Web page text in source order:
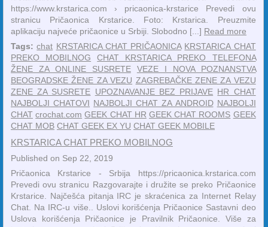
https://www.krstarica.com › pricaonica-krstarice Prevedi ovu
stranicu Pričaonica Krstarice. Foto: Krstarica. Preuzmite
aplikaciju najveće pričaonice u Srbiji. Slobodno [...] Read more
Tags: chat KRSTARICA CHAT PRIČAONICA KRSTARICA CHAT
PREKO MOBILNOG
CHAT KRSTARICA PREKO TELEFONA
ŽENE ZA ONLINE SUSRETE
VEZE I NOVA POZNANSTVA
BEOGRADSKE ŽENE ZA VEZU ZAGREBAČKE ZENE ZA VEZU
ZENE ZA SUSRETE UPOZNAVANJE BEZ PRIJAVE HR CHAT
NAJBOLJI CHATOVI NAJBOLJI CHAT ZA ANDROID NAJBOLJI
CHAT crochat.com GEEK CHAT HR GEEK CHAT ROOMS GEEK
CHAT MOB CHAT GEEK EX YU CHAT GEEK MOBILE
KRSTARICA CHAT PREKO MOBILNOG
Published on Sep 22, 2019
Pričaonica Krstarice - Srbija https://pricaonica.krstarica.com
Prevedi ovu stranicu Razgovarajte i družite se preko Pričaonice
Krstarice. Najčešća pitanja IRC je skraćenica za Internet Relay
Chat. Na IRC-u više.. Uslovi korišćenja Pričaonice Sastavni deo
Uslova korišćenja Pričaonice je Pravilnik Pričaonice. Više za